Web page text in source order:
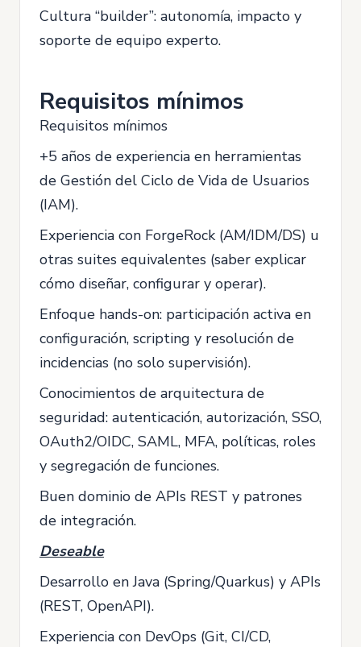
Cultura “builder”: autonomía, impacto y
soporte de equipo experto.
Requisitos mínimos
Requisitos mínimos
+5 años de experiencia en herramientas
de Gestión del Ciclo de Vida de Usuarios
(IAM).
Experiencia con ForgeRock (AM/IDM/DS) u
otras suites equivalentes (saber explicar
cómo diseñar, configurar y operar).
Enfoque hands-on: participación activa en
configuración, scripting y resolución de
incidencias (no solo supervisión).
Conocimientos de arquitectura de
seguridad: autenticación, autorización, SSO,
OAuth2/OIDC, SAML, MFA, políticas, roles
y segregación de funciones.
Buen dominio de APIs REST y patrones
de integración.
Deseable
Desarrollo en Java (Spring/Quarkus) y APIs
(REST, OpenAPI).
Experiencia con DevOps (Git, CI/CD,